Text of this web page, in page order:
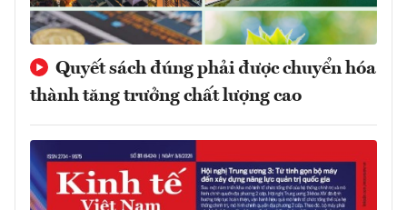
Quyết sách đúng phải được chuyển hóa
thành tăng trưởng chất lượng cao